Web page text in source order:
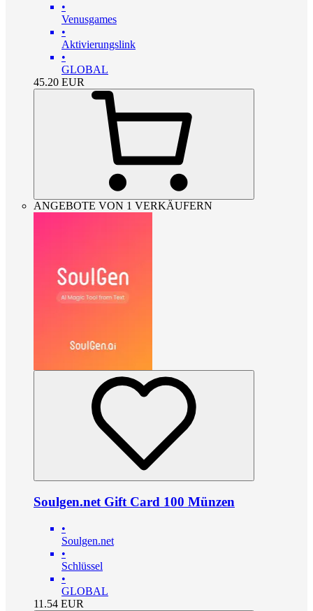
•
Venusgames
•
Aktivierungslink
•
GLOBAL
45.20 EUR
ANGEBOTE VON 1 VERKÄUFERN
Soulgen.net Gift Card 100 Münzen
•
Soulgen.net
•
Schlüssel
•
GLOBAL
11.54 EUR